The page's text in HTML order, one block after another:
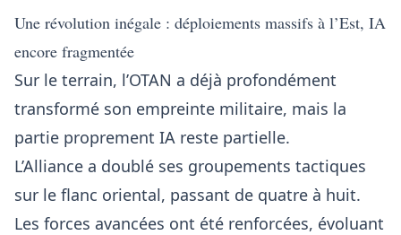
Une révolution inégale : déploiements massifs à l’Est, IA
encore fragmentée
Sur le terrain, l’OTAN a déjà profondément
transformé son empreinte militaire, mais la
partie proprement IA reste partielle.
L’Alliance a doublé ses groupements tactiques
sur le flanc oriental, passant de quatre à huit.
Les forces avancées ont été renforcées, évoluant